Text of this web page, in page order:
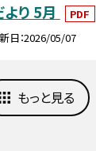
り 5月
PDF
日 2026/05/07
もっと見る